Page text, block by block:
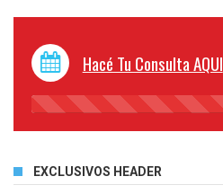
Hacé Tu Consulta AQUI
45%
EXCLUSIVOS HEADER